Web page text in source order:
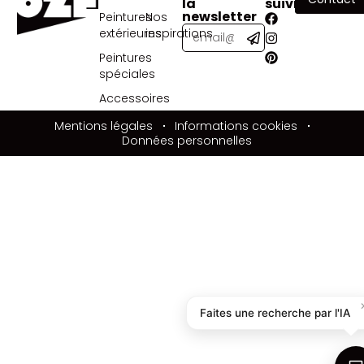
Peintures
extérieures
Peintures
spéciales
Accessoires
Nos
inspirations
newsletter
Mentions légales
Informations cookies
Données personnelles
Faites une recherche par l'IA